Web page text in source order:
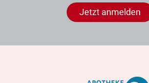
Jetzt anmelden